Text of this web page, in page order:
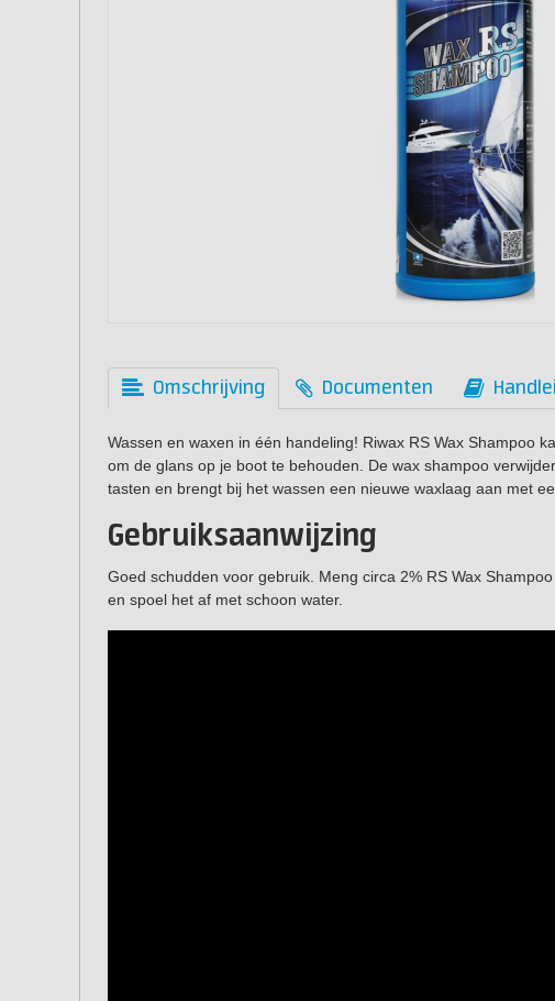
Omschrijving Documenten
Wassen en waxen in één handeling! Riwax RS Wax Shampoo
om de glans op je boot te behouden. De wax shampoo
tasten en brengt bij het wassen een nieuwe waxlaag aan met
Gebruiksaanwijzing
Goed schudden voor gebruik. Meng circa 2% RS Wax
en spoel het af met schoon water.